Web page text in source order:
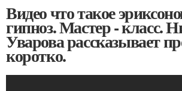
Видео что такое
гипноз. Мастер - класс.
Уварова рассказывает
коротко.